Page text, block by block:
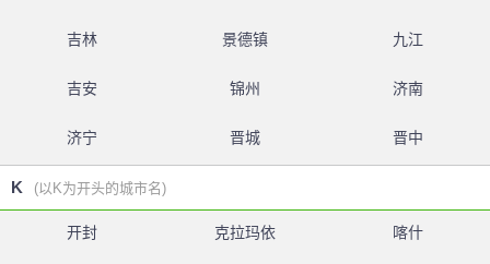
吉林 景德镇 九江
吉安 锦州 济南
济宁 晋城 晋中
K (以K为开头的城市名)
开封 克拉玛依 喀什